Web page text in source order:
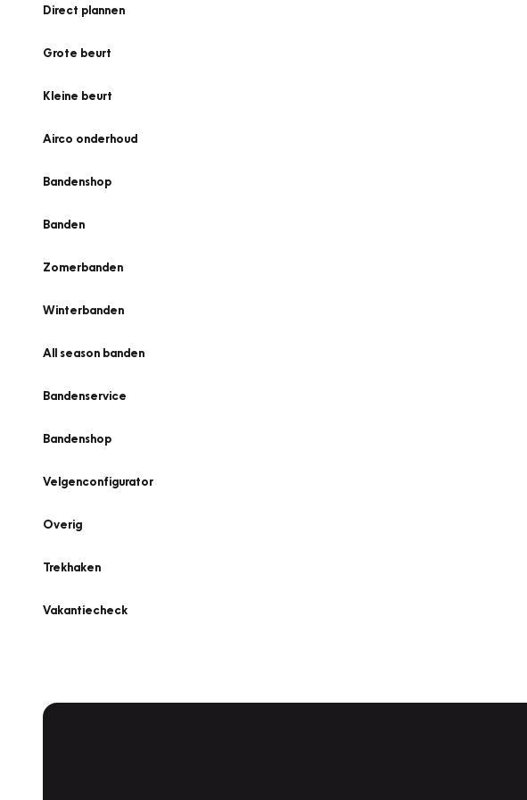
Direct plannen
Grote beurt
Kleine beurt
Airco onderhoud
Bandenshop
Banden
Zomerbanden
Winterbanden
All season banden
Bandenservice
Bandenshop
Velgenconfigurator
Overig
Trekhaken
Vakantiecheck